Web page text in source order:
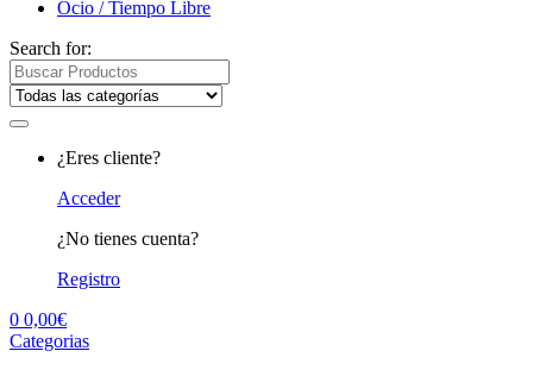
Ocio / Tiempo Libre
Search for:
¿Eres cliente?
Acceder
¿No tienes cuenta?
Registro
0 0,00€
Categorias